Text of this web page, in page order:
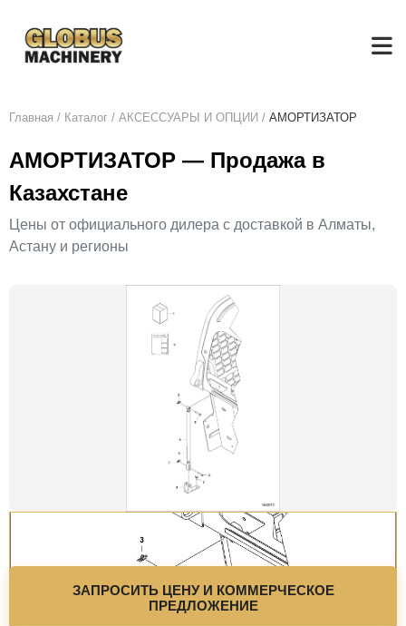
Главная / Каталог / АКСЕСCУАРЫ И ОПЦИИ / АМОРТИЗАТОР
АМОРТИЗАТОР — Продажа в
Казахстане
Цены от официального дилера с доставкой в Алматы,
Астану и регионы
ЗАПРОСИТЬ ЦЕНУ И КОММЕРЧЕСКОЕ
ПРЕДЛОЖЕНИЕ